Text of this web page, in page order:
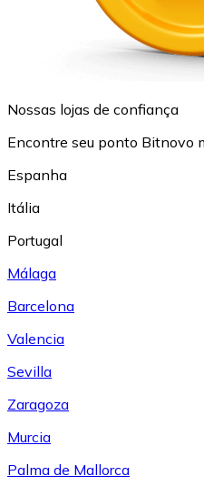
Nossas lojas de confiança
Encontre seu ponto Bitnovo
Espanha
Itália
Portugal
Málaga
Barcelona
Valencia
Sevilla
Zaragoza
Murcia
Palma de Mallorca